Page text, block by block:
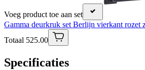
Voeg product toe aan set
Gamma deurkruk set Berlijn vierkant rozet
Totaal 525.00
Specificaties